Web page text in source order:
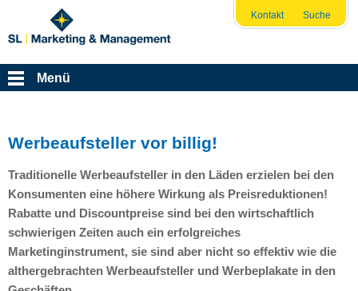
Kontakt Suche
Menü
Werbeaufsteller vor billig!
Traditionelle Werbeaufsteller in den Läden erzielen bei den
Konsumenten eine höhere Wirkung als Preisreduktionen!
Rabatte und Discountpreise sind bei den wirtschaftlich
schwierigen Zeiten auch ein erfolgreiches
Marketinginstrument, sie sind aber nicht so effektiv wie die
althergebrachten Werbeaufsteller und Werbeplakate in den